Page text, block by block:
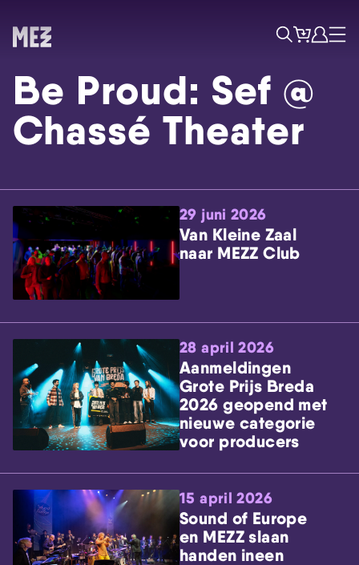
Skip navigatie
ZoekTicketsAccount
Menu
Be Proud: Sef @
Chassé Theater
29 juni 2026
Van Kleine Zaal
naar MEZZ Club
28 april 2026
Aanmeldingen
Grote Prijs Breda
2026 geopend met
nieuwe categorie
voor producers
15 april 2026
Sound of Europe
en MEZZ slaan
handen ineen